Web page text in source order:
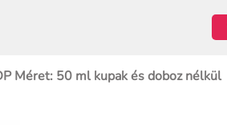
Méret: 50 ml kupak és doboz nélkül